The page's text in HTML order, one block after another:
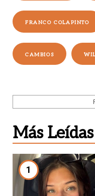
FRANCO COLAPINTO
CAMBIOS
Más Leídas
1